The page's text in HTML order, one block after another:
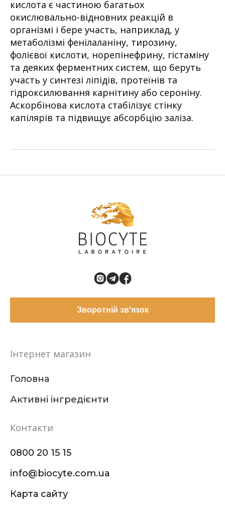
кислота є частиною багатьох
окислювально-відновних реакцій в
організмі і бере участь, наприклад, у
метаболізмі фенілаланіну, тирозину,
фолієвої кислоти, норепінефрину, гістаміну
та деяких ферментних систем, що беруть
участь у синтезі ліпідів, протеїнів та
гідроксилювання карнітину або сероніну.
Аскорбінова кислота стабілізує стінку
капілярів та підвищує абсорбцію заліза.
Зворотній зв'язок
Інтернет магазин
Головна
Активні інгредієнти
Контакти
0800 20 15 15
info@biocyte.com.ua
Карта сайту